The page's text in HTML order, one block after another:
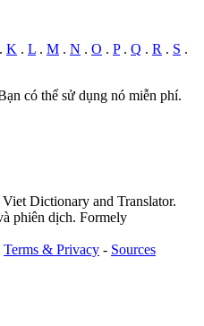
. K . L . M . N . O . P. Q . R . S .
có thể sử dụng nó miễn phí.
Dictionary and Translator.
phiên dịch. Formely
Terms & Privacy - Sources